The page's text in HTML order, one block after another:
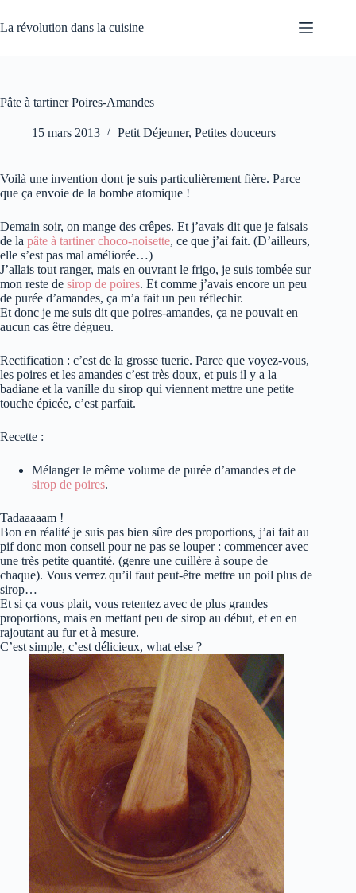
au
contenu
La révolution dans la cuisine
Pâte à tartiner Poires-Amandes
15 mars 2013 Petit Déjeuner, Petites douceurs
Voilà une invention dont je suis particulièrement fière. Parce
que ça envoie de la bombe atomique !
Demain soir, on mange des crêpes. Et j’avais dit que je faisais
de la pâte à tartiner choco-noisette, ce que j’ai fait. (D’ailleurs,
elle s’est pas mal améliorée…)
J’allais tout ranger, mais en ouvrant le frigo, je suis tombée sur
mon reste de sirop de poires. Et comme j’avais encore un peu
de purée d’amandes, ça m’a fait un peu réflechir.
Et donc je me suis dit que poires-amandes, ça ne pouvait en
aucun cas être dégueu.
Rectification : c’est de la grosse tuerie. Parce que voyez-vous,
les poires et les amandes c’est très doux, et puis il y a la
badiane et la vanille du sirop qui viennent mettre une petite
touche épicée, c’est parfait.
Recette :
Mélanger le même volume de purée d’amandes et de
sirop de poires.
Tadaaaaam !
Bon en réalité je suis pas bien sûre des proportions, j’ai fait au
pif donc mon conseil pour ne pas se louper : commencer avec
une très petite quantité. (genre une cuillère à soupe de
chaque). Vous verrez qu’il faut peut-être mettre un poil plus de
sirop…
Et si ça vous plait, vous retentez avec de plus grandes
proportions, mais en mettant peu de sirop au début, et en en
rajoutant au fur et à mesure.
C’est simple, c’est délicieux, what else ?